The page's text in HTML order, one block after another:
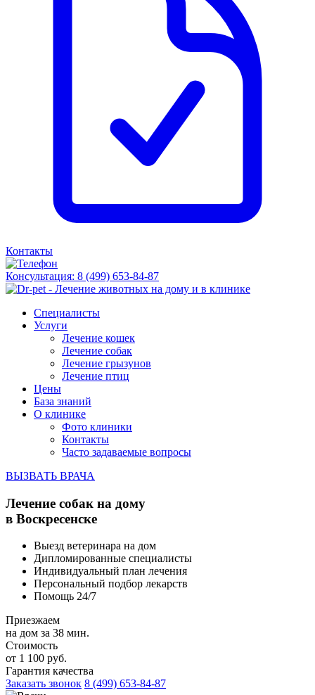
Контакты
Консультация: 8 (499) 653-84-87
Специалисты
Услуги
Лечение кошек
Лечение собак
Лечение грызунов
Лечение птиц
Цены
База знаний
О клинике
Фото клиники
Контакты
Часто задаваемые вопросы
ВЫЗВАТЬ ВРАЧА
Лечение собак на дому
в Воскресенске
Выезд ветеринара на дом
Дипломированные специалисты
Индивидуальный план лечения
Персональный подбор лекарств
Помощь 24/7
Приезжаем
на дом за 38 мин.
Стоимость
от 1 100 руб.
Гарантия качества
Заказать звонок 8 (499) 653-84-87